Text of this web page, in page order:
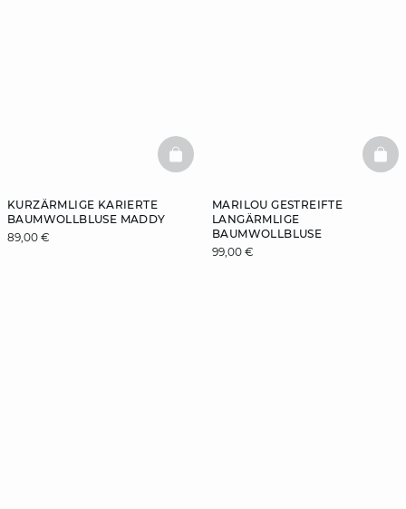
KURZÄRMLIGE KARIERTE
BAUMWOLLBLUSE MADDY
89,00 €
BASKETFULL
MARILOU GESTREIFTE
LANGÄRMLIGE
BAUMWOLLBLUSE
99,00 €